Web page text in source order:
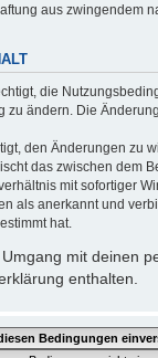
aus zwingendem
die
zu ändern. Die
den Änderungen zu
das zwischen dem
mit sofortiger
als anerkannt und
hat.
mit deinen
enthalten.